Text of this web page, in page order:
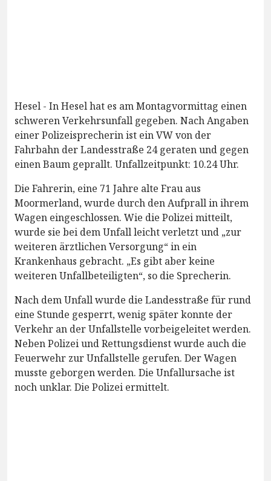
Hesel - In Hesel hat es am Montagvormittag einen
schweren Verkehrsunfall gegeben. Nach Angaben
einer Polizeisprecherin ist ein VW von der
Fahrbahn der Landesstraße 24 geraten und gegen
einen Baum geprallt. Unfallzeitpunkt: 10.24 Uhr.
Die Fahrerin, eine 71 Jahre alte Frau aus
Moormerland, wurde durch den Aufprall in ihrem
Wagen eingeschlossen. Wie die Polizei mitteilt,
wurde sie bei dem Unfall leicht verletzt und „zur
weiteren ärztlichen Versorgung“ in ein
Krankenhaus gebracht. „Es gibt aber keine
weiteren Unfallbeteiligten“, so die Sprecherin.
Nach dem Unfall wurde die Landesstraße für rund
eine Stunde gesperrt, wenig später konnte der
Verkehr an der Unfallstelle vorbeigeleitet werden.
Neben Polizei und Rettungsdienst wurde auch die
Feuerwehr zur Unfallstelle gerufen. Der Wagen
musste geborgen werden. Die Unfallursache ist
noch unklar. Die Polizei ermittelt.